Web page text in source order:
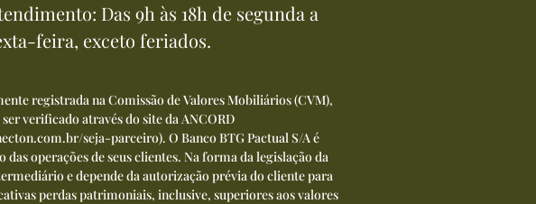
Das 9h às 18h de segunda a
feira, exceto feriados.
registrada na Comissão de Valores Mobiliários (CVM),
verificado através do site da ANCORD
seja-parceiro). O Banco BTG Pactual S/A é
operações de seus clientes. Na forma da legislação da
e depende da autorização prévia do cliente para
perdas patrimoniais, inclusive, superiores aos valores